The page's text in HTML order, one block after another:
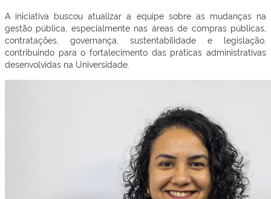
A iniciativa buscou atualizar a equipe sobre as mudanças na
gestão pública, especialmente nas áreas de compras públicas,
contratações, governança, sustentabilidade e legislação,
contribuindo para o fortalecimento das práticas administrativas
desenvolvidas na Universidade.